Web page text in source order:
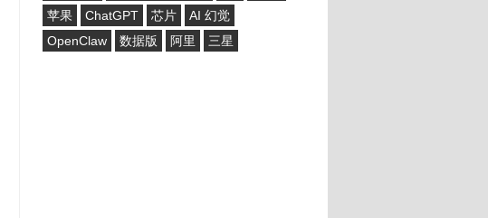
苹果
ChatGPT 芯片
AI 幻觉
OpenClaw
数据版 阿里 三星